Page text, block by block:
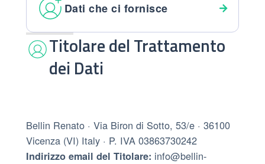
Dati che ci fornisce
Titolare del Trattamento
dei Dati
Bellin Renato · Via Biron di Sotto, 53/e · 36100
Vicenza (VI) Italy · P. IVA 03863730242
Indirizzo email del Titolare: info@bellin-